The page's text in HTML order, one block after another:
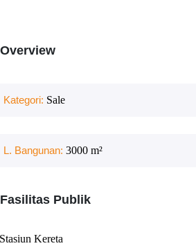
Overview
Kategori: Sale
L. Bangunan: 3000 m²
Fasilitas Publik
Stasiun Kereta